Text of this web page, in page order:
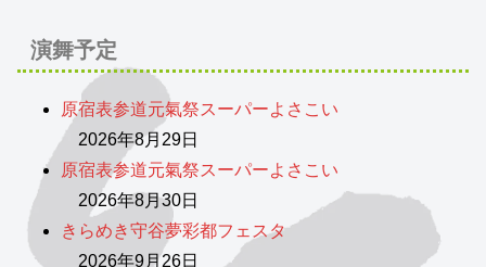
演舞予定
原宿表参道元氣祭スーパーよさこい
2026年8月29日
原宿表参道元氣祭スーパーよさこい
2026年8月30日
きらめき守谷夢彩都フェスタ
2026年9月26日